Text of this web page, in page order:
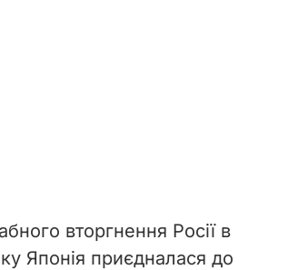
вторгнення Росії в
Японія приєдналася до